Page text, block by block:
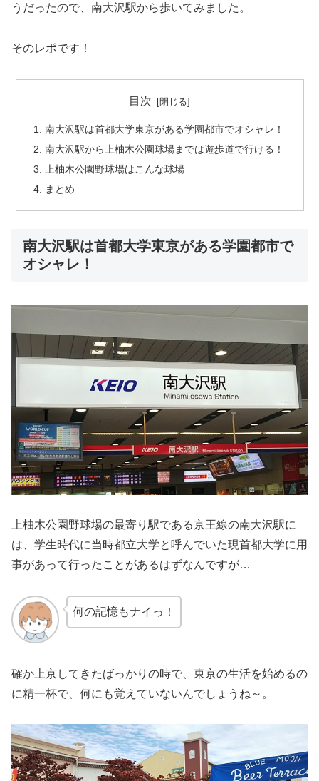
うだったので、南大沢駅から歩いてみました。
そのレポです！
目次
南大沢駅は首都大学東京がある学園都市でオシャレ！
南大沢駅から上柚木公園球場までは遊歩道で行ける！
上柚木公園野球場はこんな球場
まとめ
南大沢駅は首都大学東京がある学園都市で
オシャレ！
上柚木公園野球場の最寄り駅である京王線の南大沢駅に
は、学生時代に当時都立大学と呼んでいた現首都大学に用
事があって行ったことがあるはずなんですが…
何の記憶もナイっ！
確か上京してきたばっかりの時で、東京の生活を始めるの
に精一杯で、何にも覚えていないんでしょうね～。